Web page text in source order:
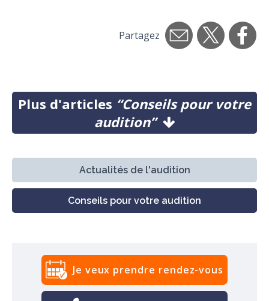
Partagez
Plus d'articles “Conseils pour votre
audition”
Actualités de l'audition
Conseils pour votre audition
Je veux prendre rendez-vous